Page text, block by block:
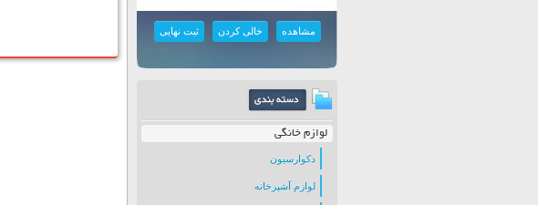
مشاهده خالی کردن ثبت نهایی
لوازم خانگی
دکوارسیون
لوازم آشپزخانه